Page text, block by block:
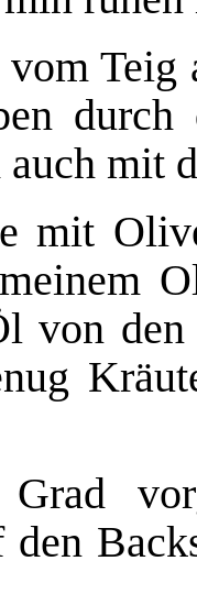
Teig
durch
mit
mit
von
den